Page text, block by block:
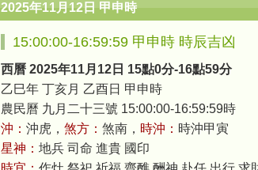
2025年11月12日 甲申時
15:00:00-16:59:59 甲申時 時辰吉凶
西曆 2025年11月12日 15點0分-16點59分
乙巳年 丁亥月 乙酉日 甲申時
農民曆 九月二十三號 15:00:00-16:59:59時
沖： 沖虎， 煞方： 煞南， 時沖： 時沖甲寅
星神： 地兵 司命 進貴 國印